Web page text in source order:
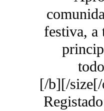
festiva, a
[/b][/
Registado